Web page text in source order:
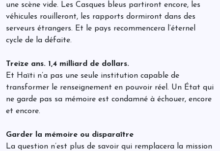
une scène vide. Les Casques bleus partiront encore, les
véhicules rouilleront, les rapports dormiront dans des
serveurs étrangers. Et le pays recommencera l’éternel
cycle de la défaite.
Treize ans. 1,4 milliard de dollars.
Et Haïti n’a pas une seule institution capable de
transformer le renseignement en pouvoir réel. Un État qui
ne garde pas sa mémoire est condamné à échouer, encore
et encore.
Garder la mémoire ou disparaître
La question n’est plus de savoir qui remplacera la mission